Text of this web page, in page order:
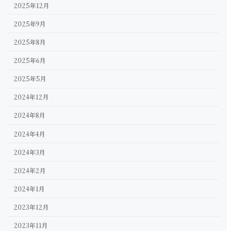
2025年12月
2025年9月
2025年8月
2025年6月
2025年5月
2024年12月
2024年8月
2024年4月
2024年3月
2024年2月
2024年1月
2023年12月
2023年11月